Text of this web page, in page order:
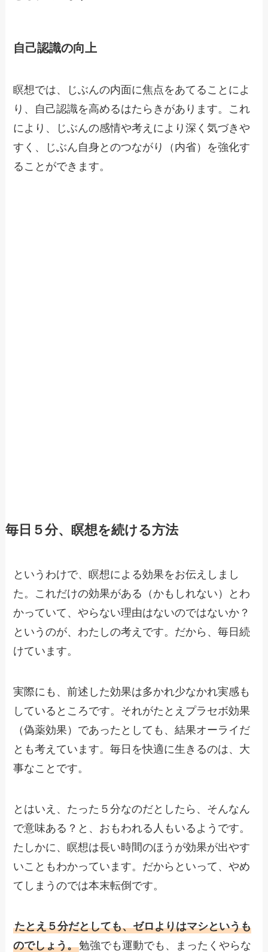
自己認識の向上
瞑想では、じぶんの内面に焦点をあてることによ
り、自己認識を高めるはたらきがあります。これ
により、じぶんの感情や考えにより深く気づきや
すく、じぶん自身とのつながり（内省）を強化す
ることができます。
毎日５分、瞑想を続ける方法
というわけで、瞑想による効果をお伝えしまし
た。これだけの効果がある（かもしれない）とわ
かっていて、やらない理由はないのではないか？
というのが、わたしの考えです。だから、毎日続
けています。
実際にも、前述した効果は多かれ少なかれ実感も
しているところです。それがたとえプラセボ効果
（偽薬効果）であったとしても、結果オーライだ
とも考えています。毎日を快適に生きるのは、大
事なことです。
とはいえ、たった５分なのだとしたら、そんなん
で意味ある？と、おもわれる人もいるようです。
たしかに、瞑想は長い時間のほうが効果が出やす
いこともわかっています。だからといって、やめ
てしまうのでは本末転倒です。
たとえ５分だとしても、ゼロよりはマシというも
のでしょう。勉強でも運動でも、まったくやらな